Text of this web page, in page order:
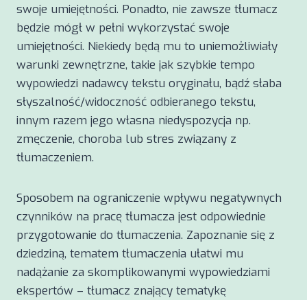
swoje umiejętności. Ponadto, nie zawsze tłumacz
będzie mógł w pełni wykorzystać swoje
umiejętności. Niekiedy będą mu to uniemożliwiały
warunki zewnętrzne, takie jak szybkie tempo
wypowiedzi nadawcy tekstu oryginału, bądź słaba
słyszalność/widoczność odbieranego tekstu,
innym razem jego własna niedyspozycja np.
zmęczenie, choroba lub stres związany z
tłumaczeniem.
Sposobem na ograniczenie wpływu negatywnych
czynników na pracę tłumacza jest odpowiednie
przygotowanie do tłumaczenia. Zapoznanie się z
dziedziną, tematem tłumaczenia ułatwi mu
nadążanie za skomplikowanymi wypowiedziami
ekspertów – tłumacz znający tematykę